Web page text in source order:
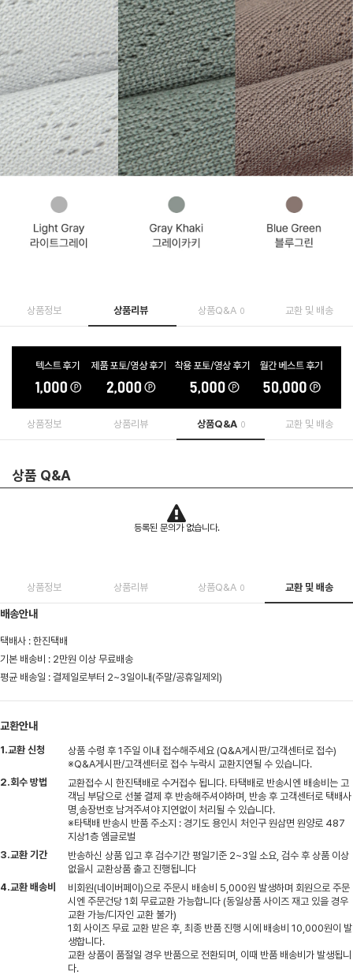
상품정보 상품리뷰 상품Q&A 0 교환 및 배송
상품정보 상품리뷰 상품Q&A 0 교환 및 배송
상품 Q&A
등록된 문의가 없습니다.
상품정보 상품리뷰 상품Q&A 0 교환 및 배송
배송안내
택배사 : 한진택배
기본 배송비 : 2만원 이상 무료배송
평균 배송일 : 결제일로부터 2~3일이내(주말/공휴일제외)
교환안내
1.교환 신청
상품 수령 후 1주일 이내 접수해주세요 (Q&A게시판/고객센터로 접수)
※Q&A게시판/고객센터로 접수 누락시 교환지연될 수 있습니다.
2.회수 방법
교환접수 시 한진택배로 수거접수 됩니다. 타택배로 반송시엔 배송비는 고
객님 부담으로 선불 결제 후 반송해주셔야하며, 반송 후 고객센터로 택배사
명,송장번호 남겨주셔야 지연없이 처리될 수 있습니다.
※타택배 반송시 반품 주소지 : 경기도 용인시 처인구 원삼면 원양로 487
지상1층 엠글로벌
3.교환 기간
반송하신 상품 입고 후 검수기간 평일기준 2~3일 소요, 검수 후 상품 이상
없을시 교환상품 출고 진행됩니다
4.교환 배송비
비회원(네이버페이)으로 주문시 배송비 5,000원 발생하며 회원으로 주문
시엔 주문건당 1회 무료교환 가능합니다 (동일상품 사이즈 재고 있을 경우
교환 가능/디자인 교환 불가)
1회 사이즈 무료 교환 받은 후, 최종 반품 진행 시에 배송비 10,000원이 발
생합니다.
교환 상품이 품절일 경우 반품으로 전환되며, 이때 반품 배송비가 발생됩니
다.